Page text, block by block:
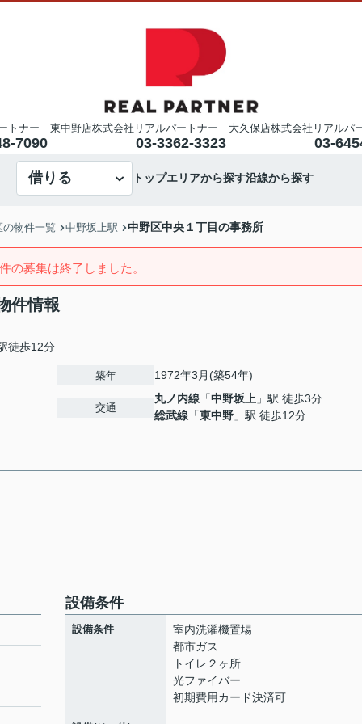
トナー 東中野店
7090
株式会社リアルパートナー 大久保店
03-3362-3323
株式会社リアルパ
03-
借りる トップエリアから探す沿線から探す
の物件一覧 中野坂上駅 中野区中央１丁目の事務所
の募集は終了しました。
件情報
徒歩12分
築年 1972年3月(築54年)
交通
丸ノ内線 「中野坂上 」駅 徒歩3分
総武線 「東中野 」駅 徒歩12分
設備条件
設備条件
室内洗濯機置場
都市ガス
トイレ２ヶ所
光ファイバー
初期費用カード決済可